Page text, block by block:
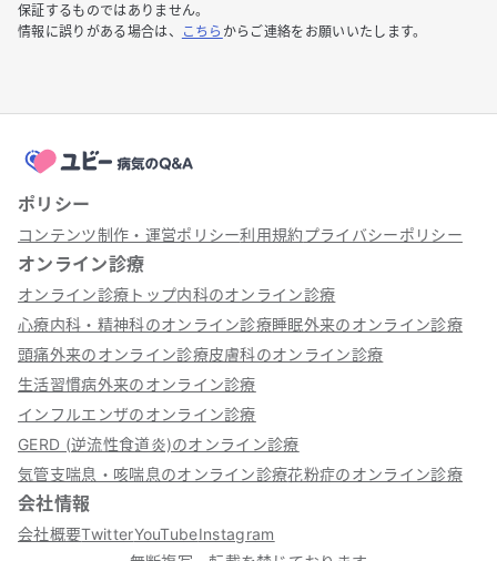
保証するものではありません。
情報に誤りがある場合は、
こちら からご連絡をお願いいたします。
ポリシー
コンテンツ制作・運営ポリシー利用規約プライバシーポリシー
オンライン診療
オンライン診療トップ内科のオンライン診療
心療内科・精神科のオンライン診療睡眠外来のオンライン診療
頭痛外来のオンライン診療皮膚科のオンライン診療
生活習慣病外来のオンライン診療
インフルエンザのオンライン診療
GERD (逆流性食道炎)のオンライン診療
気管支喘息・咳喘息のオンライン診療花粉症のオンライン診療
会社情報
会社概要TwitterYouTubeInstagram